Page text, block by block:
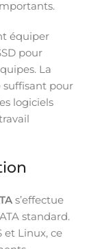
équiper
pour
La
suffisant pour
logiciels
s’effectue
standard.
et Linux, ce